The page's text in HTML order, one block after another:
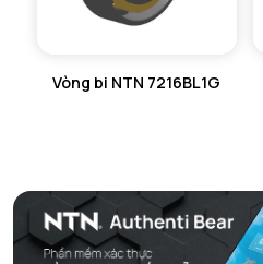
Vòng bi NTN 7216BL1G